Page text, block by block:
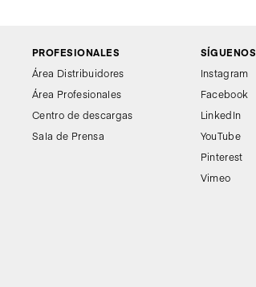
PROFESIONALES
Área Distribuidores
Área Profesionales
Centro de descargas
Sala de Prensa
SÍGUENOS
Instagram
Facebook
LinkedIn
YouTube
Pinterest
Vimeo